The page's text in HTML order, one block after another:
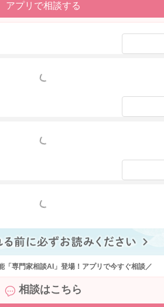
アプリで相談する
もっと見る
もっと見る
もっと見る
「専門家相談AI」登場！アプリで今すぐ相談／
相談はこちら